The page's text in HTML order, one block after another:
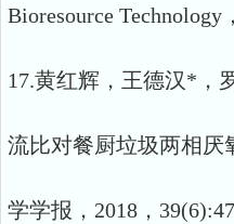
Bioresource Technology
17.黄红辉，王德汉*，
流比对餐厨垃圾两相厌
学学报，2018，